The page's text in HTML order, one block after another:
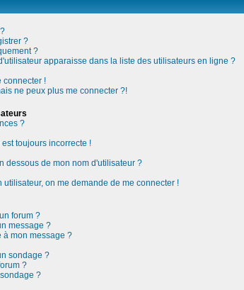
?
?
apparaisse dans la liste des utilisateurs en ligne ?
connecter !
ne peux plus me connecter ?!
?
toujours incorrecte !
dessous de mon nom d'utilisateur ?
on me demande de me connecter !
forum ?
message ?
à mon message ?
sondage ?
?
?